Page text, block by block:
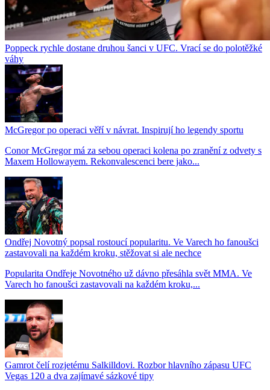
Poppeck rychle dostane druhou šanci v UFC. Vrací se do polotěžké
váhy
McGregor po operaci věří v návrat. Inspirují ho legendy sportu
Conor McGregor má za sebou operaci kolena po zranění z odvety s
Maxem Hollowayem. Rekonvalescenci bere jako...
Ondřej Novotný popsal rostoucí popularitu. Ve Varech ho fanoušci
zastavovali na každém kroku, stěžovat si ale nechce
Popularita Ondřeje Novotného už dávno přesáhla svět MMA. Ve
Varech ho fanoušci zastavovali na každém kroku,...
Gamrot čelí rozjetému Salkilldovi. Rozbor hlavního zápasu UFC
Vegas 120 a dva zajímavé sázkové tipy